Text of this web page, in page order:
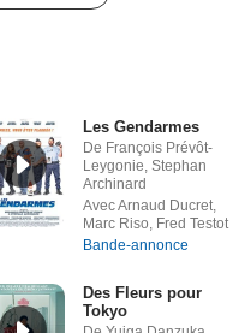
Les Gendarmes
De François Prévôt-
Leygonie, Stephan
Archinard
Avec Arnaud Ducret,
Marc Riso, Fred Testot
Bande-annonce
Des Fleurs pour
Tokyo